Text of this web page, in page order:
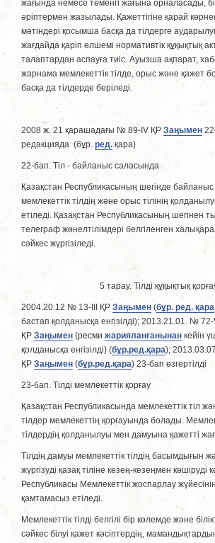
жағында немесе төменгi жағына орналасады,
әрiптермен жазылады. Қажеттiгiне қарай
мәтiндерi қосымша басқа да тiлдерге
жағдайда қарiп өлшемi нормативтiк құқықтық
талаптардан аспауға тиiс. Ауызша ақпарат,
жарнама мемлекеттік тiлде, орыс және қажет
басқа да тiлдерде берiледi.
2008 ж. 21 қарашадағы № 89-ІV ҚР Заңымен
редакцияда (бұр. ред. қара)
22-бап. Тіл - байланыс саласында
Қазақстан Республикасының шегінде
мемлекеттік тілдің және орыс тілінің
етіледі. Қазақстан Республикасының шегінен
телеграф жөнелтілімдері белгіленген
сәйкес жүргізіледі.
5 тарау. Тiлдi құқықтық
2004.20.12 № 13-III ҚР Заңымен (бұр. ред. қара
бастап қолданысқа енгізілді); 2013.21.01. №
ҚР Заңымен (ресми жарияланғанынан кейін
қолданысқа енгізiлдi) (бұр.ред.қара);
ҚР Заңымен (бұр.ред.қара) 23-бап өзгертілді
23-бап. Тiлдi мемлекеттік қорғау
Қазақстан Республикасында мемлекеттік тiл
тiлдер мемлекеттiң қорғауында болады.
тiлдердiң қолданылуы мен дамуына қажеттi
Тiлдiң дамуы мемлекеттiк тiлдiң басымдығын
жүргiзудi қазақ тiлiне кезең-кезеңмен көшiрудi
Республикасы Мемлекеттiк жоспарлау
қамтамасыз етiледi.
Мемлекеттік тiлдi белгiлi бiр көлемде және
сәйкес бiлуi қажет кәсiптердiң,